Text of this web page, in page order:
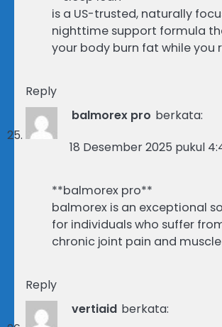
is a US-trusted, naturally
nighttime support formula
your body burn fat while you
Reply
balmorex pro berkata:
18 Desember 2025 pukul
**balmorex pro**
balmorex is an exceptional
for individuals who suffer
chronic joint pain and
Reply
vertiaid berkata: